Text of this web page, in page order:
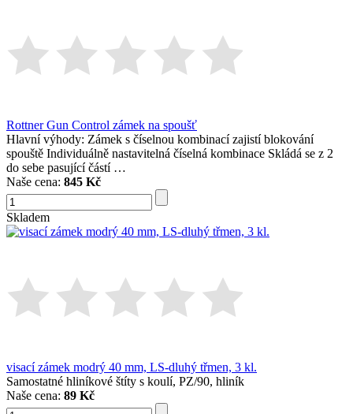
Rottner Gun Control zámek na spoušť
Hlavní výhody: Zámek s číselnou kombinací zajistí blokování
spouště Individuálně nastavitelná číselná kombinace Skládá se z 2
do sebe pasující částí …
Naše cena: 845 Kč
Skladem
visací zámek modrý 40 mm, LS-dluhý třmen, 3 kl.
Samostatné hliníkové štíty s koulí, PZ/90, hliník
Naše cena: 89 Kč